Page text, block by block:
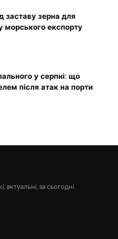
заставу зерна для
морського експорту
у серпні: що
після атак на порти
актуальні, за сьогодні.